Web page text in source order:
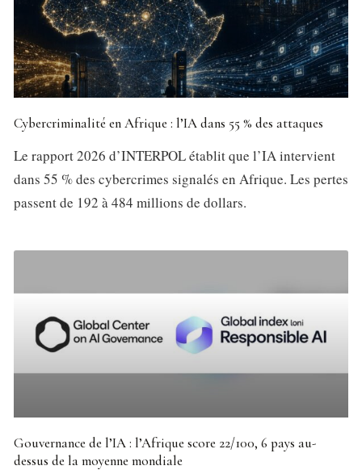
Cybercriminalité en Afrique : l’IA dans 55 % des attaques
Le rapport 2026 d’INTERPOL établit que l’IA intervient
dans 55 % des cybercrimes signalés en Afrique. Les pertes
passent de 192 à 484 millions de dollars.
Gouvernance de l’IA : l’Afrique score 22/100, 6 pays au-
dessus de la moyenne mondiale